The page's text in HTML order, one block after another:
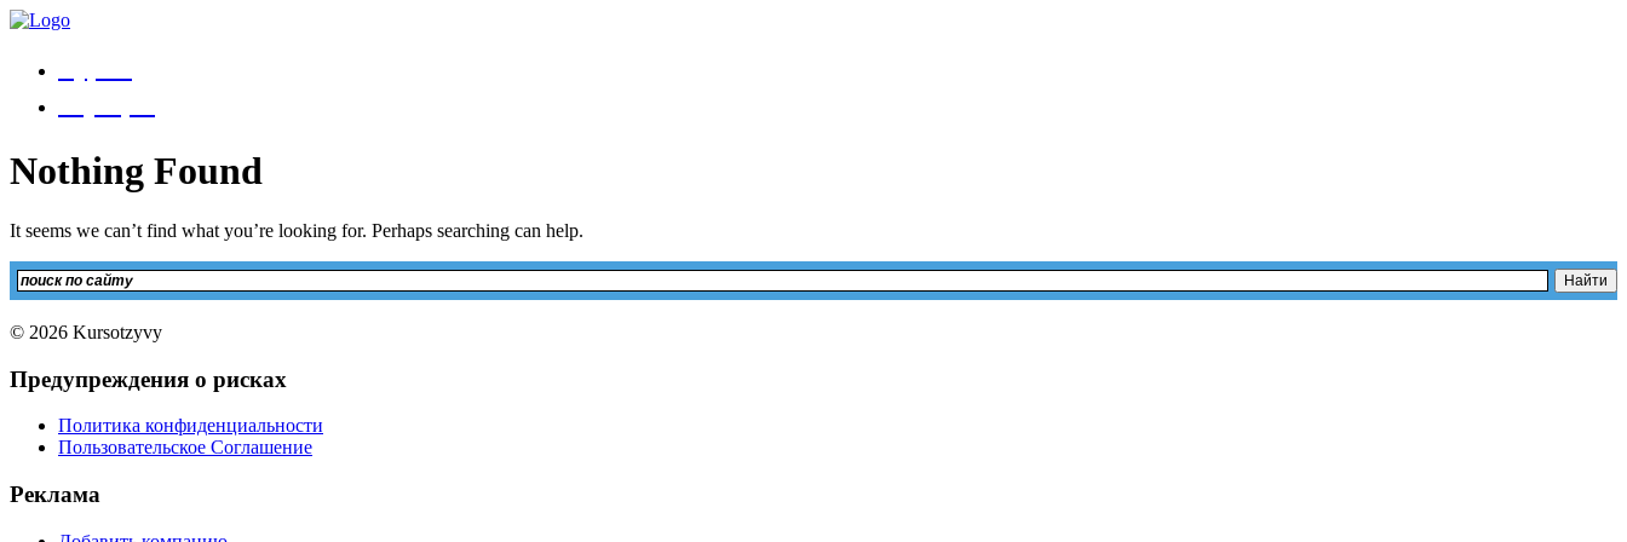
Nothing Found
It seems we can’t find what you’re looking for. Perhaps searching can help.
© 2026 Kursotzyvy
Предупреждения о рисках
Политика конфиденциальности
Пользовательское Соглашение
Реклама